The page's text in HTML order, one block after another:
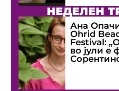
НЕДЕЛЕН
Ана
Оhrid
Festival:
во јули е